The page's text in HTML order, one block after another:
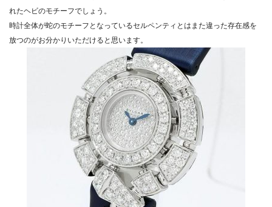
れたヘビのモチーフでしょう。
時計全体が蛇のモチーフとなっているセルペンティとはまた違った存在感を
放つのがお分かりいただけると思います。